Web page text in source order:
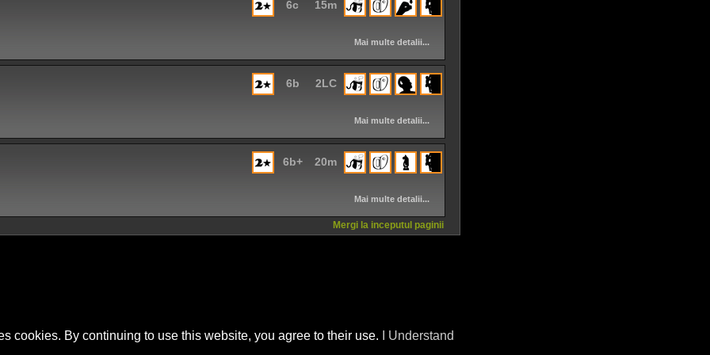
15m
6c
Mai multe detalii...
2LC
6b
Mai multe detalii...
20m
6b+
Mai multe detalii...
Mergi la inceputul paginii
cookies. By continuing to use this website, you agree to their use. I Understand